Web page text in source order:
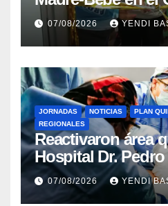
del Aeropuerto
Rincón
07/08/2026 YENDI
JORNADAS NOTICIAS
PLAN
REGIONALES
Reactivaron área
Hospital Dr.
Guárico
07/08/2026 YENDI